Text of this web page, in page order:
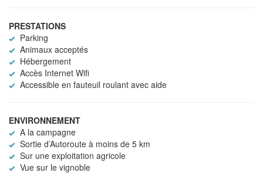
PRESTATIONS
Parking
Animaux acceptés
Hébergement
Accès Internet Wifi
Accessible en fauteuil roulant avec aide
ENVIRONNEMENT
A la campagne
Sortie d’Autoroute à moins de 5 km
Sur une exploitation agricole
Vue sur le vignoble